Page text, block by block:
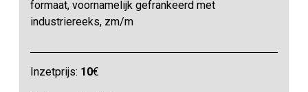
formaat, voornamelijk gefrankeerd met
industriereeks, zm/m
Inzetprijs: 10€